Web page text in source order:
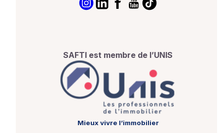
SAFTI est membre de l’UNIS
Mieux vivre l’immobilier